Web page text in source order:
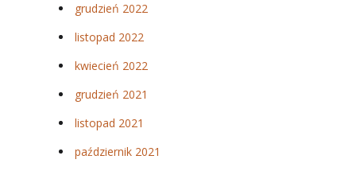
grudzień 2022
listopad 2022
kwiecień 2022
grudzień 2021
listopad 2021
październik 2021